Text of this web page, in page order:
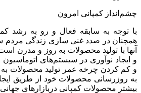
چشم‌انداز کمپانی امرون
با توجه به سابقه فعال و رو به رشد
همچنان در صدد غنی سازی زندگی مردم
آنها با تولید محصولات به روز و مدرن
و ایجاد نوآوری در سیستم‌های
و کم کردن چرخه عمر تولید محصولات به
به روزرسانی محصولات خود از طریق
بیشتر محصولات کمپانی دربازارهای